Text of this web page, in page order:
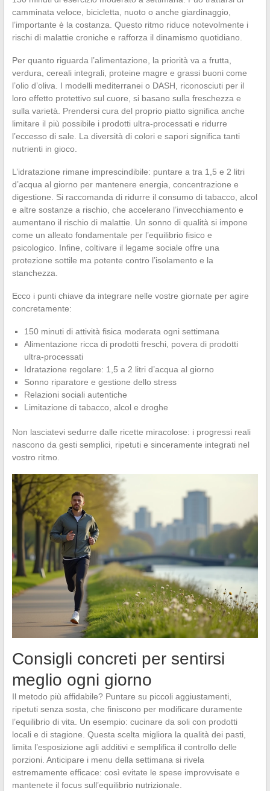
camminata veloce, bicicletta, nuoto o anche giardinaggio,
l’importante è la costanza. Questo ritmo riduce notevolmente i
rischi di malattie croniche e rafforza il dinamismo quotidiano.
Per quanto riguarda l’alimentazione, la priorità va a frutta,
verdura, cereali integrali, proteine magre e grassi buoni come
l’olio d’oliva. I modelli mediterranei o DASH, riconosciuti per il
loro effetto protettivo sul cuore, si basano sulla freschezza e
sulla varietà. Prendersi cura del proprio piatto significa anche
limitare il più possibile i prodotti ultra-processati e ridurre
l’eccesso di sale. La diversità di colori e sapori significa tanti
nutrienti in gioco.
L’idratazione rimane imprescindibile: puntare a tra 1,5 e 2 litri
d’acqua al giorno per mantenere energia, concentrazione e
digestione. Si raccomanda di ridurre il consumo di tabacco, alcol
e altre sostanze a rischio, che accelerano l’invecchiamento e
aumentano il rischio di malattie. Un sonno di qualità si impone
come un alleato fondamentale per l’equilibrio fisico e
psicologico. Infine, coltivare il legame sociale offre una
protezione sottile ma potente contro l’isolamento e la
stanchezza.
Ecco i punti chiave da integrare nelle vostre giornate per agire
concretamente:
150 minuti di attività fisica moderata ogni settimana
Alimentazione ricca di prodotti freschi, povera di prodotti
ultra-processati
Idratazione regolare: 1,5 a 2 litri d’acqua al giorno
Sonno riparatore e gestione dello stress
Relazioni sociali autentiche
Limitazione di tabacco, alcol e droghe
Non lasciatevi sedurre dalle ricette miracolose: i progressi reali
nascono da gesti semplici, ripetuti e sinceramente integrati nel
vostro ritmo.
Consigli concreti per sentirsi
meglio ogni giorno
Il metodo più affidabile? Puntare su piccoli aggiustamenti,
ripetuti senza sosta, che finiscono per modificare duramente
l’equilibrio di vita. Un esempio: cucinare da soli con prodotti
locali e di stagione. Questa scelta migliora la qualità dei pasti,
limita l’esposizione agli additivi e semplifica il controllo delle
porzioni. Anticipare i menu della settimana si rivela
estremamente efficace: così evitate le spese improvvisate e
mantenete il focus sull’equilibrio nutrizionale.